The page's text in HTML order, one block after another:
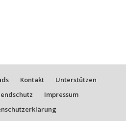
Kontakt
Unterstützen
Impressum